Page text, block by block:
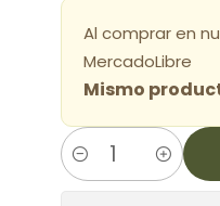
Al comprar en
MercadoLibre
Mismo
Cantidad